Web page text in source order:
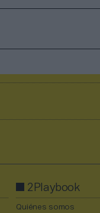
2Playbook
Quiénes somos